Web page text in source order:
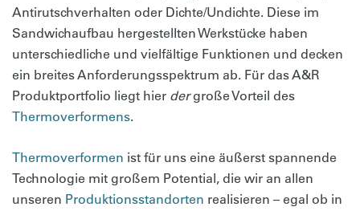
Antirutschverhalten oder Dichte/Undichte. Diese im
Sandwichaufbau hergestellten Werkstücke haben
unterschiedliche und vielfältige Funktionen und decken
ein breites Anforderungsspektrum ab. Für das A&R
Produktportfolio liegt hier dergroße Vorteil des
Thermoverformens.
Thermoverformen ist für uns eine äußerst spannende
Technologie mit großem Potential, die wir an allen
unseren Produktionsstandorten realisieren – egal ob in